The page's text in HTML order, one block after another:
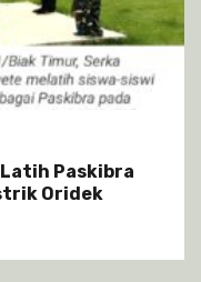
Paskibra
Oridek